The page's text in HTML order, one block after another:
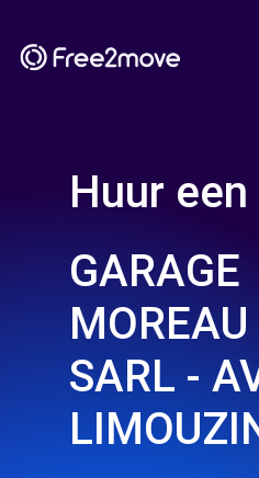
Huur
GARAGE
MOREAU
SARL -